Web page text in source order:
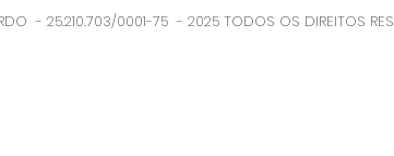
- 25.210.703/0001-75 - 2025 TODOS OS DIREITOS